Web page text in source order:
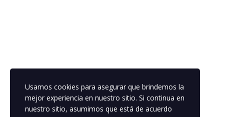
Usamos cookies para asegurar que brindemos la
mejor experiencia en nuestro sitio. Si continua en
nuestro sitio, asumimos que está de acuerdo